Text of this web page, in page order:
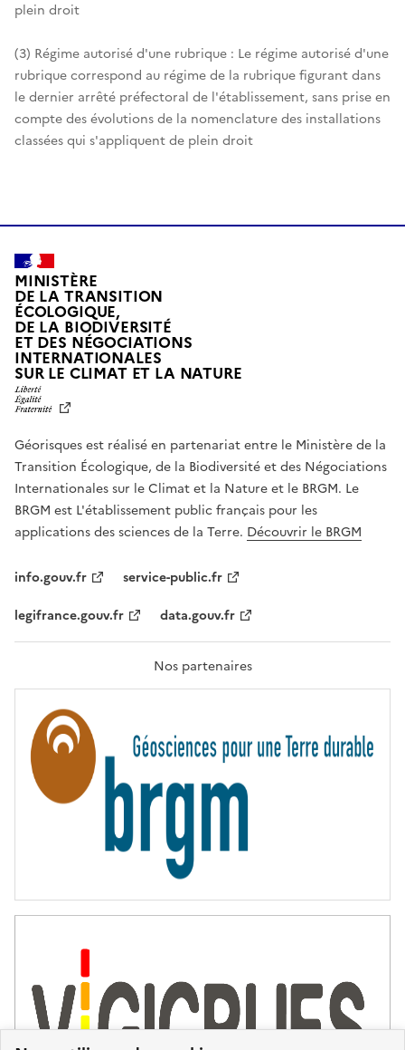
plein droit
(3) Régime autorisé d'une rubrique : Le régime autorisé d'une
rubrique correspond au régime de la rubrique figurant dans
le dernier arrêté préfectoral de l'établissement, sans prise en
compte des évolutions de la nomenclature des installations
classées qui s'appliquent de plein droit
MINISTÈRE
DE LA TRANSITION
ÉCOLOGIQUE,
DE LA BIODIVERSITÉ
ET DES NÉGOCIATIONS
INTERNATIONALES
SUR LE CLIMAT ET LA NATUREL
T
É
,
É
G
A
L
F
A
T
R
T
É
Géorisques est réalisé en partenariat entre le Ministère de la
Transition Écologique, de la Biodiversité et des Négociations
Internationales sur le Climat et la Nature et le BRGM. Le
BRGM est L'établissement public français pour les
applications des sciences de la Terre. Découvrir le BRGM
info.gouv.fr
service-public.fr
legifrance.gouv.fr
data.gouv.fr
Nos partenaires